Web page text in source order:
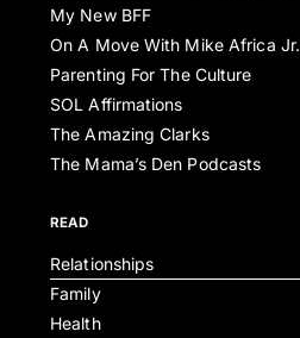
My New BFF
On A Move With Mike Africa Jr.
Parenting For The Culture
SOL Affirmations
The Amazing Clarks
The Mama’s Den Podcasts
READ
Relationships
Family
Health